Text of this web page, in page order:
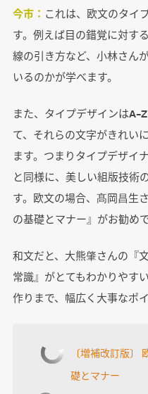
今市： これは、欧文のタイ
す。例えば目の錯覚に対す
線の引き方など、小林さん
いるのかが学べます。
また、タイプデザインは
て、それらの文字がきれい
ます。つまりタイプデザイ
と同様に、美しい組版技術
す。欧文の場合、髙岡昌生
の基礎とマナー』がお勧めで
和文だと、大熊肇さんの『
常識』がとてもわかりやす
作りまで、幅広く大事なポ
〔増補改訂版〕
礎とマナー